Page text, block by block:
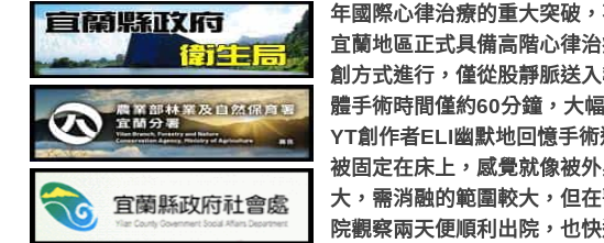
年國際心律治療的重大突破
宜蘭地區正式具備高階心律
創方式進行，僅從股靜脈送
體手術時間僅約60分鐘，大
YT創作者ELI幽默地回憶手
被固定在床上，感覺就像被
大，需消融的範圍較大，但
院觀察兩天便順利出院，也